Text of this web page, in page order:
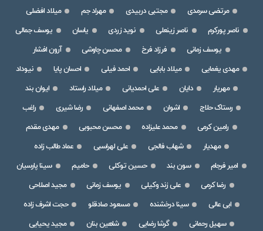
مرتضی سرمدی
مجتبی دربیدی مهراد جم
میلاد افضلی
ناصر پورکرم
ناصر زینعلی نوید زردی یاسان
یوسف جمالی
یوسف زمانی
فرزاد فرخ محسن چاوشی
آرون افشار
مهدی یغمایی
میلاد بابایی احمد فیلی احسان پایا
نیوداد
مهریار
دایان علی احمدیانی میلاد راستاد
ایوان بند
رستاک حلاج
اشوان محمد اصفهانی رضا شیری
راغب
رامین کرمی
محمد علیزاده محسن محبوبی
مهدی مقدم
مهدیار
شهاب فالجی علی لهراسبی
عماد طالب زاده
امیر فرجام
سون بند حسین توکلی حامیم
سینا پارسیان
رضا کرمی
علی زند وکیلی یوسف زمانی
مجید اصلاحی
ابی عالی
سینا درخشنده مسعود صادقلو
حجت اشرف زاده
سهیل رحمانی
گرشا رضایی شاهین بنان
مجید یحیایی